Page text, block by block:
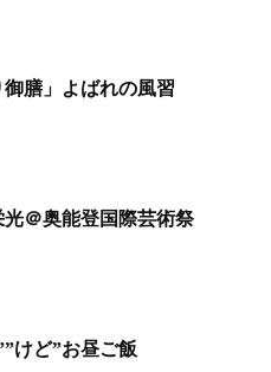
膳」よばれの風習
＠奥能登国際芸術祭
けど”お昼ご飯